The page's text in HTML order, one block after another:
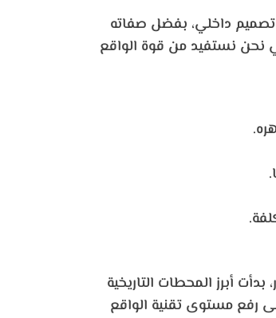
تصميم داخلي، بفضل صفاته
نحن نستفيد من قوة الواقع
أبرز المحطات التاريخية
ثلاثية الأبعاد إلى رفع مستوى تقنية الواقع